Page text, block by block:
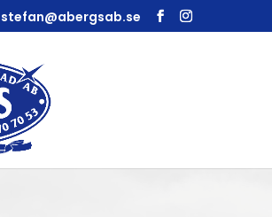
stefan@abergsab.se